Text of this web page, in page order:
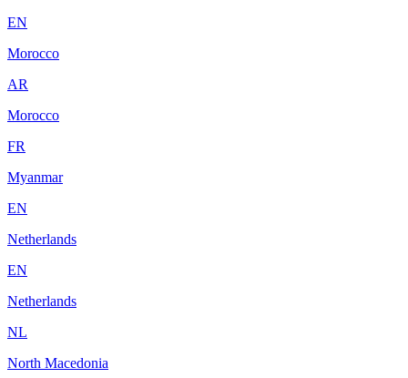
EN
Morocco
AR
Morocco
FR
Myanmar
EN
Netherlands
EN
Netherlands
NL
North Macedonia